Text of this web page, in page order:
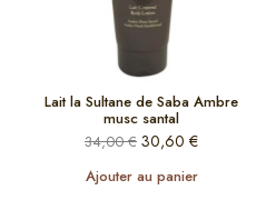
Lait la Sultane de Saba Ambre
musc santal
34,00€ 30,60 €
Ajouter au panier